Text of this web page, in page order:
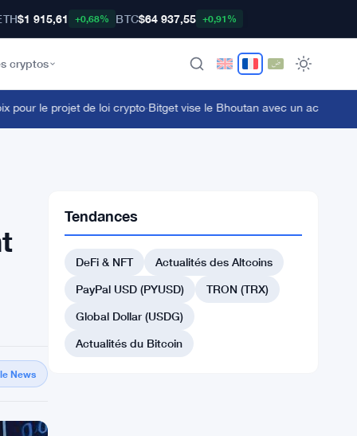
$1 915,61 +0,68% BTC$64 937,55 +0,91%
cryptos
le projet de loi crypto·Bitget vise le Bhoutan avec un accord sur la
News
Tendances
DeFi & NFT
Actualités des Altcoins
PayPal USD (PYUSD)
TRON (TRX)
Global Dollar (USDG)
Actualités du Bitcoin